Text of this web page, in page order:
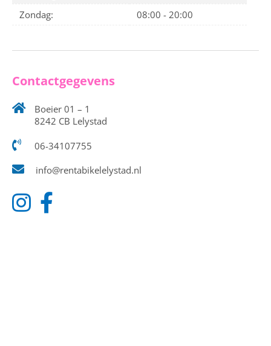
Zondag:
08:00 - 20:00
Contactgegevens
Boeier 01 – 1
8242 CB Lelystad
06-34107755
info@rentabikelelystad.nl